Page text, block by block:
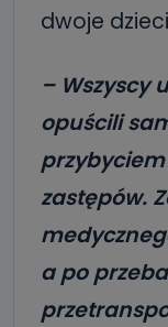
dwoje
– Wszyscy
opuścili
zastępów.
a po